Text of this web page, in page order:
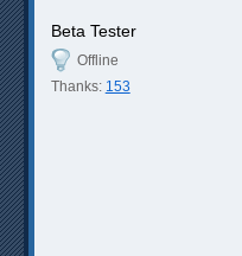
Beta Tester
Offline
Thanks: 153